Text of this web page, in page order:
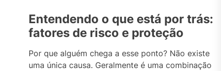
Entendendo o que está por trás:
fatores de risco e proteção
Por que alguém chega a esse ponto? Não existe
uma única causa. Geralmente é uma combinação